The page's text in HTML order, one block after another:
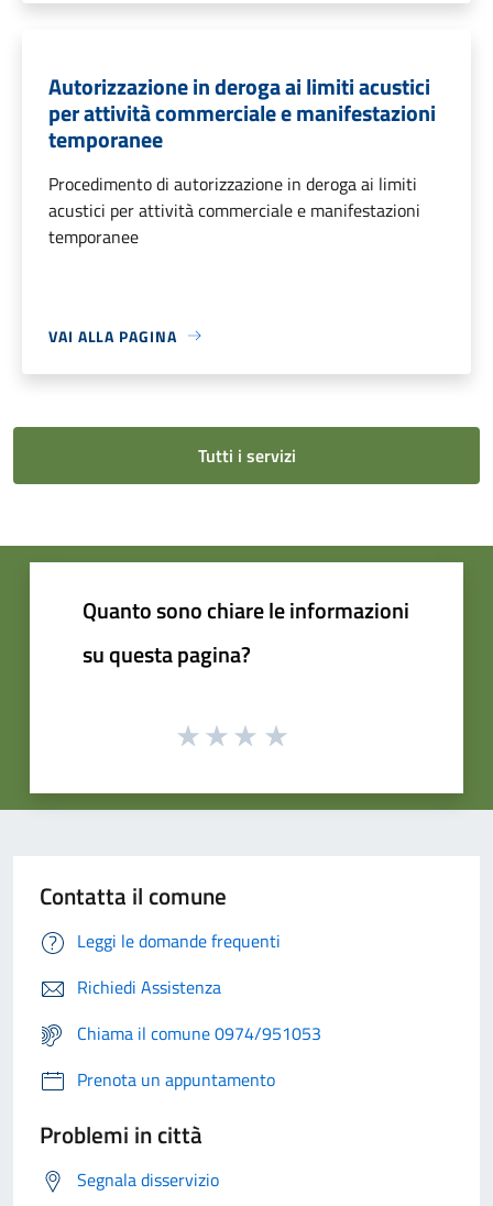
Autorizzazione in deroga ai limiti acustici
per attività commerciale e manifestazioni
temporanee
Procedimento di autorizzazione in deroga ai limiti
acustici per attività commerciale e manifestazioni
temporanee
VAI ALLA PAGINA
Tutti i servizi
Quanto sono chiare le informazioni
su questa pagina?
Contatta il comune
Leggi le domande frequenti
Richiedi Assistenza
Chiama il comune 0974/951053
Prenota un appuntamento
Problemi in città
Segnala disservizio